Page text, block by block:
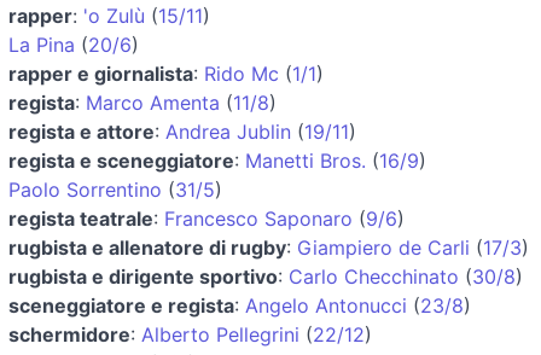
rapper: 'o Zulù (15/11)
La Pina (20/6)
rapper e giornalista: Rido Mc (1/1)
regista: Marco Amenta (11/8)
regista e attore: Andrea Jublin (19/11)
regista e sceneggiatore: Manetti Bros. (16/9)
Paolo Sorrentino (31/5)
regista teatrale: Francesco Saponaro (9/6)
rugbista e allenatore di rugby: Giampiero de Carli (17/3)
rugbista e dirigente sportivo: Carlo Checchinato (30/8)
sceneggiatore e regista: Angelo Antonucci (23/8)
schermidore: Alberto Pellegrini (22/12)